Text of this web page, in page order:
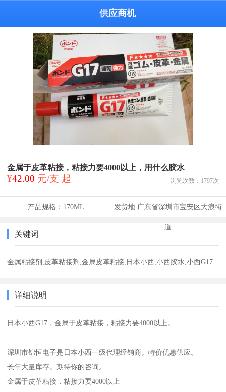
供应商机
金属于皮革粘接，粘接力要4000以上，用什么胶水
¥42.00 元/支 起 浏览次数： 1797次
产品规格： 170ML 发货地:广东省深圳市宝安区大浪街
道
关键词
金属粘接剂,皮革粘接剂,金属皮革粘接,日本小西,小西胶水,小西G17
详细说明
日本小西G17，金属于皮革粘接，粘接力要4000以上。
深圳市锦恒电子是日本小西一级代理经销商。特价优惠供应。
长年大量库存。期待你的咨询。
金属于皮革粘接，粘接力要4000以上